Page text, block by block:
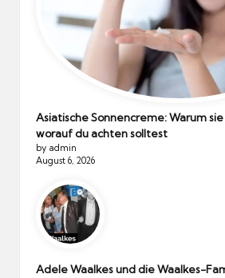
Asiatische Sonnencreme: Warum
worauf du achten solltest
by admin
August 6, 2026
Adele Waalkes und die Waalkes-